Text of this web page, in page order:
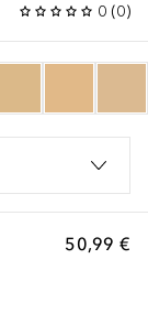
0 (0)
50,99 €